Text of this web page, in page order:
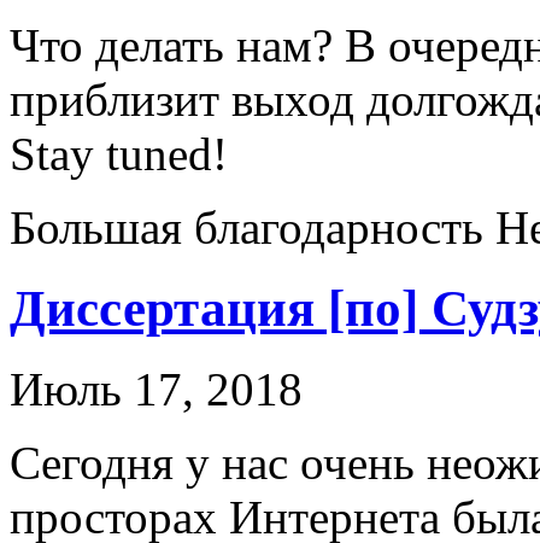
Что делать нам? В
приблизит выход
Stay tuned!
Большая благодарность
Диссертация [по]
Июль 17, 2018
Сегодня у нас очень
просторах Интернета